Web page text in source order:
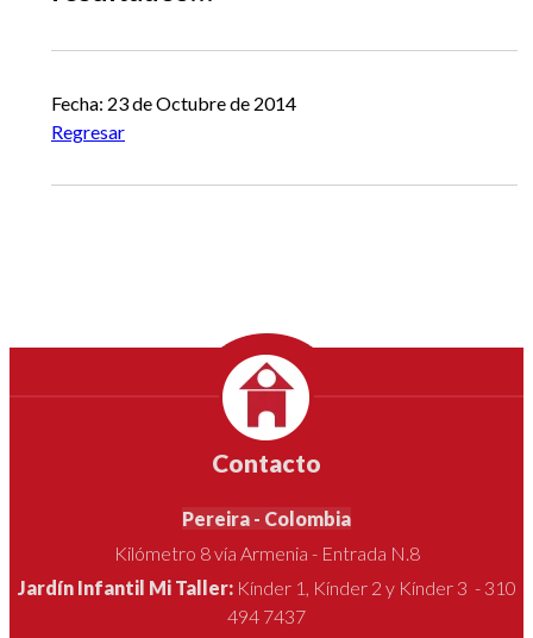
Fecha: 23 de Octubre de 2014
Regresar
Contacto
Pereira - Colombia
Kilómetro 8 vía Armenia - Entrada N.8
Jardín Infantil Mi Taller: Kínder 1, Kínder 2 y Kínder 3 - 310
494 7437